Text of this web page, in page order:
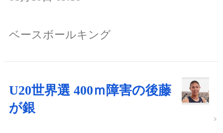
ベースボールキング
U20世界選 400ｍ障害の後藤
が銀